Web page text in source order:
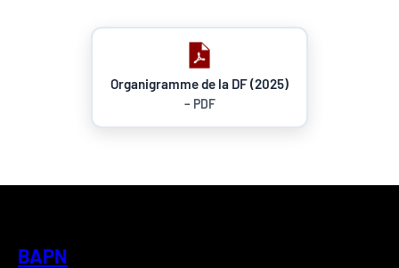
Organigramme de la DF (2025)
– PDF
BAPN